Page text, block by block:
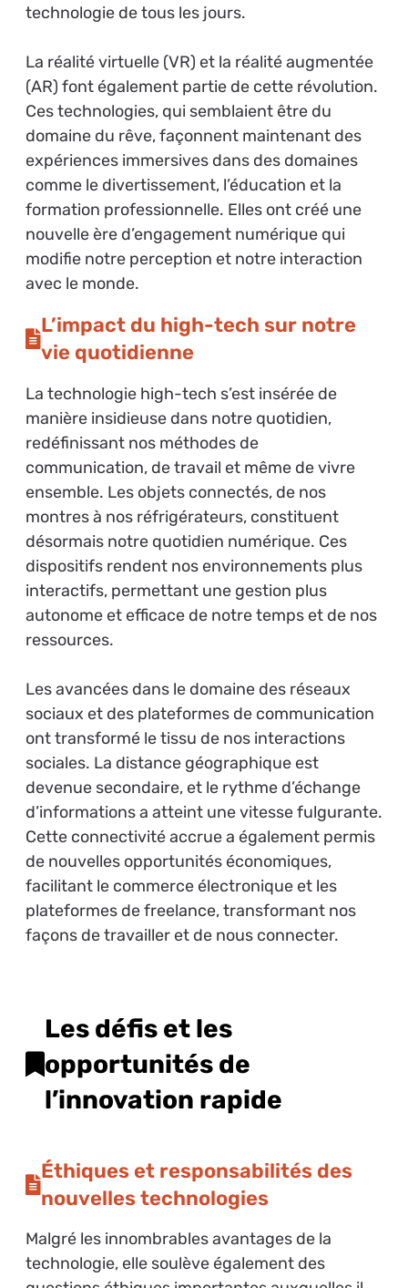
technologie de tous les jours.
La réalité virtuelle (VR) et la réalité augmentée
(AR) font également partie de cette révolution.
Ces technologies, qui semblaient être du
domaine du rêve, façonnent maintenant des
expériences immersives dans des domaines
comme le divertissement, l’éducation et la
formation professionnelle. Elles ont créé une
nouvelle ère d’engagement numérique qui
modifie notre perception et notre interaction
avec le monde.
L’impact du high-tech sur notre
vie quotidienne
La technologie high-tech s’est insérée de
manière insidieuse dans notre quotidien,
redéfinissant nos méthodes de
communication, de travail et même de vivre
ensemble. Les objets connectés, de nos
montres à nos réfrigérateurs, constituent
désormais notre quotidien numérique. Ces
dispositifs rendent nos environnements plus
interactifs, permettant une gestion plus
autonome et efficace de notre temps et de nos
ressources.
Les avancées dans le domaine des réseaux
sociaux et des plateformes de communication
ont transformé le tissu de nos interactions
sociales. La distance géographique est
devenue secondaire, et le rythme d’échange
d’informations a atteint une vitesse fulgurante.
Cette connectivité accrue a également permis
de nouvelles opportunités économiques,
facilitant le commerce électronique et les
plateformes de freelance, transformant nos
façons de travailler et de nous connecter.
Les défis et les
opportunités de
l’innovation rapide
Éthiques et responsabilités des
nouvelles technologies
Malgré les innombrables avantages de la
technologie, elle soulève également des